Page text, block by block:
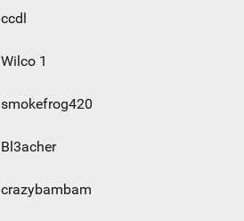
ccdl
Wilco 1
smokefrog420
Bl3acher
crazybambam